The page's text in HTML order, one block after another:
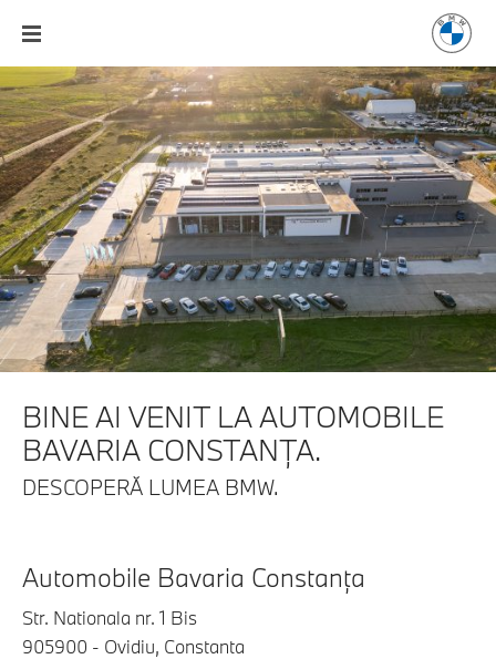
BINE AI VENIT LA AUTOMOBILE
BAVARIA CONSTANŢA.
DESCOPERĂ LUMEA BMW.
Automobile Bavaria Constanţa
Str. Nationala nr. 1 Bis
905900 - Ovidiu, Constanta